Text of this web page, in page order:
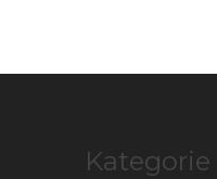
Kategorie